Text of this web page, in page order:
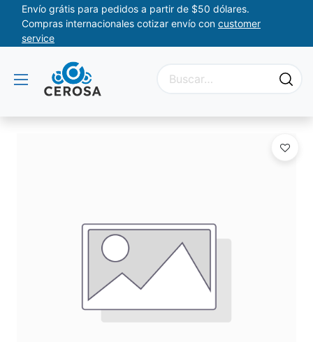
Envío grátis para pedidos a partir de $50 dólares.
Compras internacionales cotizar envío con customer
service